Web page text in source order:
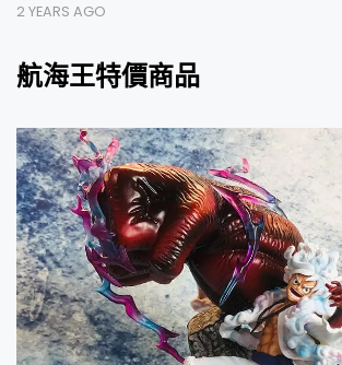
2 YEARS AGO
航海王特價商品